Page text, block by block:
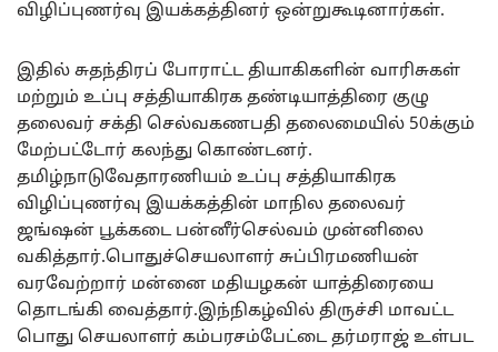
விழிப்புணர்வு இயக்கத்தினர் ஒன்றுகூடினார்கள்.
இதில் சுதந்திரப் போராட்ட தியாகிகளின் வாரிசுகள்
மற்றும் உப்பு சத்தியாகிரக தண்டியாத்திரை குழு
தலைவர் சக்தி செல்வகணபதி தலைமையில் 50க்கும்
மேற்பட்டோர் கலந்து கொண்டனர்.
தமிழ்நாடுவேதாரணியம் உப்பு சத்தியாகிரக
விழிப்புணர்வு இயக்கத்தின் மாநில தலைவர்
ஜங்ஷன் பூக்கடை பன்னீர்செல்வம் முன்னிலை
வகித்தார்.பொதுச்செயலாளர் சுப்பிரமணியன்
வரவேற்றார் மன்னை மதியழகன் யாத்திரையை
தொடங்கி வைத்தார்.இந்நிகழ்வில் திருச்சி மாவட்ட
பொது செயலாளர் கம்பரசம்பேட்டை தர்மராஜ் உள்பட